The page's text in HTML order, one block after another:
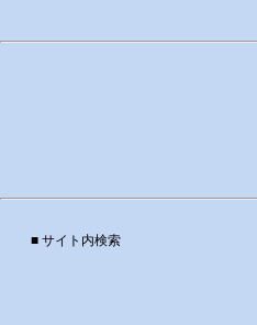
■ サイト内検索